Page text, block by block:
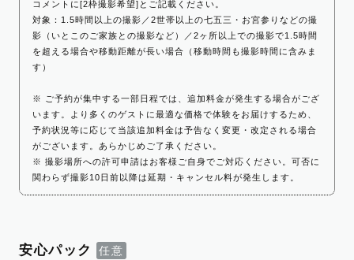
コメントに[2枠撮影希望]とご記載ください。
対象：1.5時間以上の撮影／2世帯以上の七五三・お宮参りなどの撮
影（いとこのご家族との撮影など）／2ヶ所以上での撮影で1.5時間
を超える場合や移動距離が長い場合（移動時間も撮影時間に含みま
す）
※ ご予約が集中する一部日程では、追加料金が発生する場合がござ
います。より多くのゲストに最適な価格で体験をお届けするため、
予約状況等に応じて当該追加料金は予告なく変更・改定される場合
がございます。あらかじめご了承ください。
※ 撮影場所への許可申請はお客様ご自身でご対応ください。可否に
関わらず撮影10日前以降は延期・キャンセル料が発生します。
安心パック